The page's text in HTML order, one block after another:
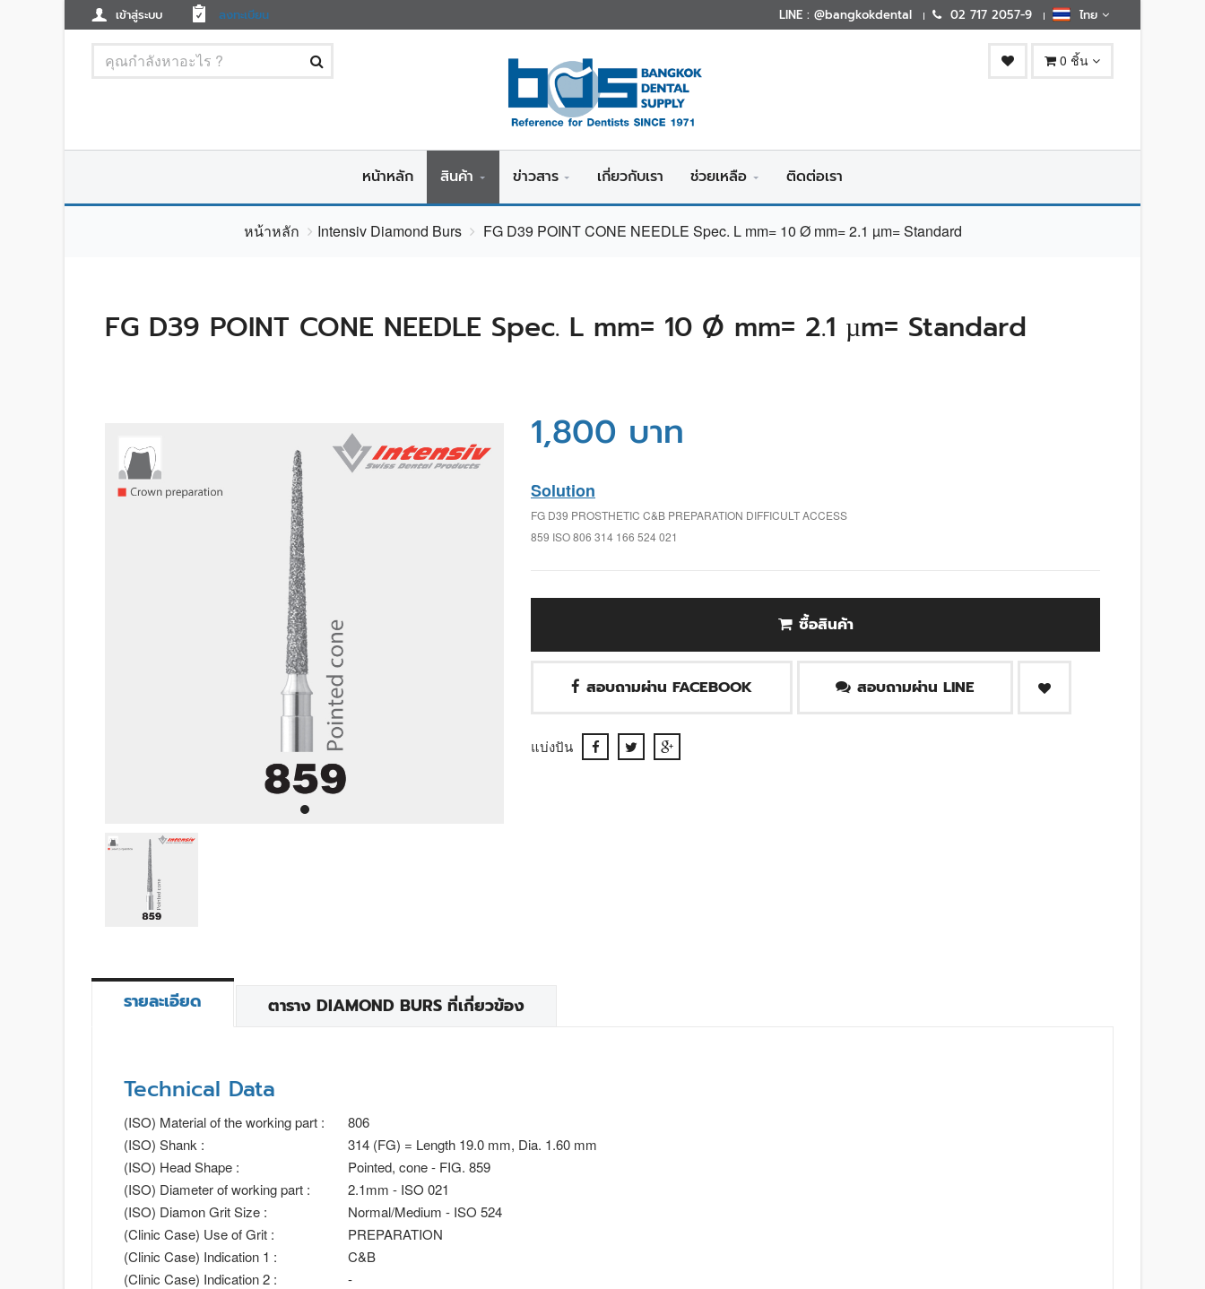
เข้าสู่ระบบ ลงทะเบียน LINE : @bangkokdental 02 717 2057-9 ไทย
0 ชิ้น
หน้าหลัก สินค้า ข่าวสาร เกี่ยวกับเรา ช่วยเหลือ ติดต่อเรา
หน้าหลัก Intensiv Diamond Burs FG D39 POINT CONE NEEDLE Spec. L mm= 10 Ø mm= 2.1 µm= Standard
FG D39 POINT CONE NEEDLE Spec. L mm= 10 Ø mm= 2.1 µm= Standard
1,800 บาท
Solution
FG D39 PROSTHETIC C&B PREPARATION DIFFICULT ACCESS
859 ISO 806 314 166 524 021
ซื้อสินค้า
สอบถามผ่าน FACEBOOK สอบถามผ่าน LINE
แบ่งปัน
รายละเอียด ตาราง DIAMOND BURS ที่เกี่ยวข้อง
Technical Data
(ISO) Material of the working part :
806
(ISO) Shank :
314 (FG) = Length 19.0 mm, Dia. 1.60 mm
(ISO) Head Shape :
Pointed, cone - FIG. 859
(ISO) Diameter of working part :
2.1mm - ISO 021
(ISO) Diamon Grit Size :
Normal/Medium - ISO 524
(Clinic Case) Use of Grit :
PREPARATION
(Clinic Case) Indication 1 :
C&B
(Clinic Case) Indication 2 :
-